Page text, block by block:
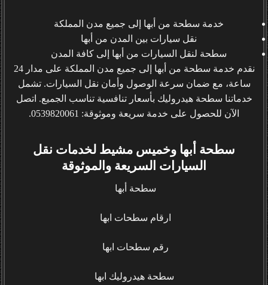
خدمة سطحة من أبها إلى جميع مدن المملكة
نقل سيارات بين المدن من أبها
سطحة لنقل السيارات من أبها إلى كافة المدن
نقدم خدمة سطحة من أبها إلى جميع مدن المملكة على مدار 24
ساعة، مع ضمان سرعة الوصول وأمان نقل السيارات. تشمل
خدماتنا سطحة هيدروليك بأسعار تنافسية تناسب الجميع. اتصل
الآن للحصول على خدمة سريعة وموثوقة: 0539820061.
سطحة أبها وخميس مشيط لخدمات نقل
السيارات السريعة والموثوقة
سطحة أبها
ارقام سطحات ابها
رقم سطحات ابها
سطحة هيدروليك ابها